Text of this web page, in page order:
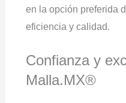
en la opción preferida
eficiencia y calidad.
Confianza y
Malla.MX®